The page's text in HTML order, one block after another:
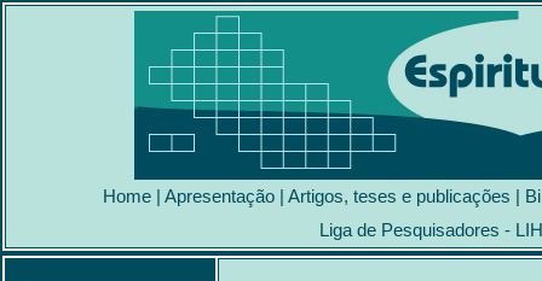
Home | Apresentação | Artigos, teses e publicações |
Liga de Pesquisadores -